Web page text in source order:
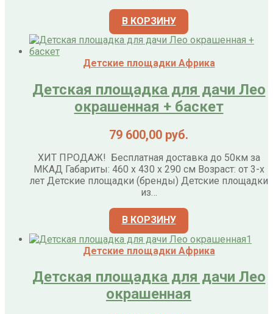
В КОРЗИНУ
Детские площадки Африка
Детская площадка для дачи Лео
окрашенная + баскет
79 600,00 руб.
ХИТ ПРОДАЖ! Бесплатная доставка до 50км за
МКАД Габариты: 460 х 430 х 290 см Возраст: от 3-х
лет Детские площадки (бренды) Детские площадки
из…
В КОРЗИНУ
Детские площадки Африка
Детская площадка для дачи Лео
окрашенная